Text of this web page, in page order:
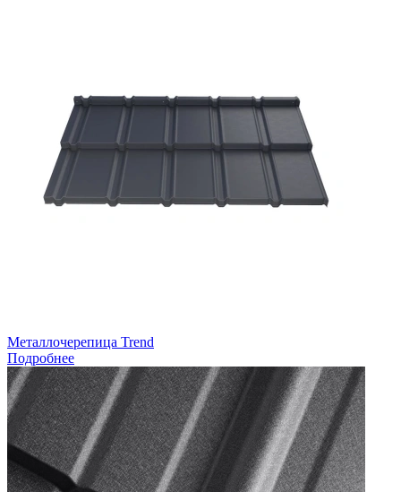
Металлочерепица Trend
Подробнее